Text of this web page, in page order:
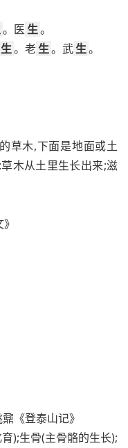
。医 生。
生。老生。武生。
草木,下面是地面或土
木从土里生长出来;滋
《登泰山记》
);生骨(主骨骼的生长);